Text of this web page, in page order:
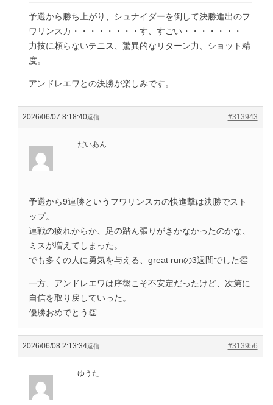
予選から勝ち上がり、シュナイダーを倒して決勝進出のフ
ワリンスカ・・・・・・・・す、すごい・・・・・・・
力技に頼らないテニス、驚異的なリターン力、ショット精
度。
アンドレエワとの決勝が楽しみです。
2026/06/07 8:18:40 #313943
返信
だいあん
予選から9連勝というフワリンスカの快進撃は決勝でスト
ップ。
連戦の疲れからか、足の踏ん張りがきかなかったのかな、
ミスが増えてしまった。
でも多くの人に勇気を与える、great runの3週間でした👏
一方、アンドレエワは序盤こそ不安定だったけど、次第に
自信を取り戻していった。
優勝おめでとう👏
2026/06/08 2:13:34 #313956
返信
ゆうた